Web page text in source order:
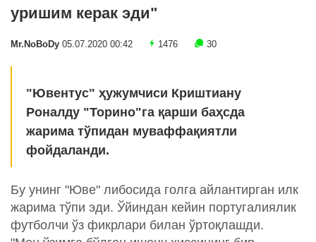
уришим керак эди"
Mr.NoBoDy 05.07.2020 00:42 1476 30
"Ювентус" ҳужумчиси Криштиану
Роналду "Торино"га қарши баҳсда
жарима тўпидан муваффақиятли
фойдаланди.
Бу унинг "Юве" либосида голга айлантирган илк
жарима тўпи эди. Ўйиндан кейин португалиялик
футболчи ўз фикрлари билан ўртоқлашди.